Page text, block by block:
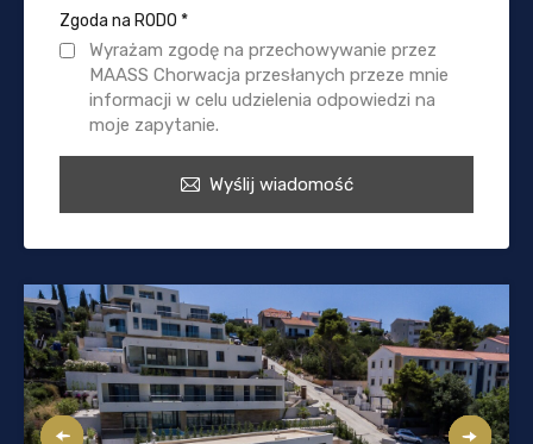
Zgoda na RODO *
Wyrażam zgodę na przechowywanie przez
MAASS Chorwacja przesłanych przeze mnie
informacji w celu udzielenia odpowiedzi na
moje zapytanie.
Wyślij wiadomość